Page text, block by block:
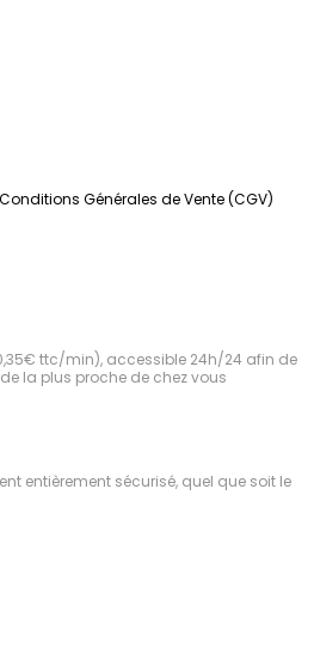
Conditions Générales de Vente (CGV)
ttc/min), accessible 24h/24 afin de
la plus proche de chez vous
entièrement sécurisé, quel que soit le